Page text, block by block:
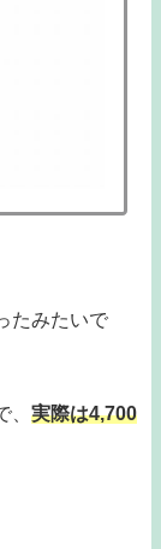
たみたいで
実際は4,700